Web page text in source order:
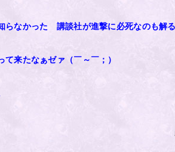
らなかった 講談社が進撃に必死なのも解
て来たなぁゼァ（￣～￣；）